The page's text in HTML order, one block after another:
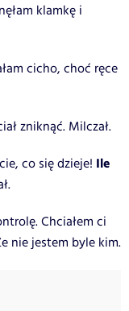
klamkę i
cicho, choć ręce
zniknąć. Milczał.
co się dzieje! Ile
Chciałem ci
nie jestem byle kim.